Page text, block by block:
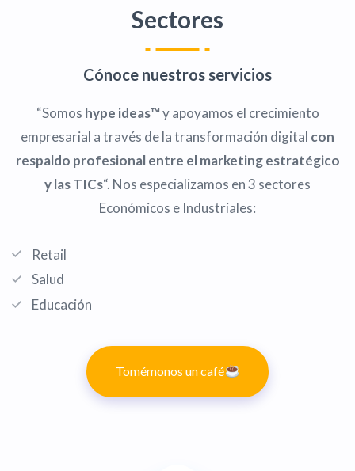
Sectores
Cónoce nuestros servicios
“Somos hype ideas™y apoyamos el crecimiento
empresarial a través de la transformación digital con
respaldo profesional entre el marketing estratégico
y las TICs“. Nos especializamos en 3 sectores
Económicos e Industriales:
Retail
Salud
Educación
Tomémonos un café